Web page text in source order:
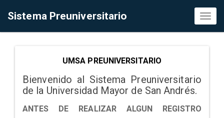
Sistema Preuniversitario
UMSA PREUNIVERSITARIO
Bienvenido al Sistema Preuniversitario
de la Universidad Mayor de San Andrés.
ANTES DE REALIZAR ALGUN REGISTRO